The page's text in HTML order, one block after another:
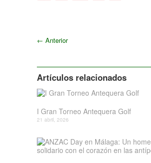
← Anterior
Artículos relacionados
I Gran Torneo Antequera Golf
21 abril, 2026